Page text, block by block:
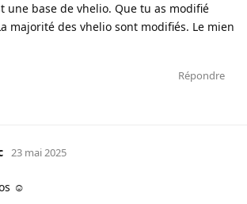
une base de vhelio. Que tu as modifié
majorité des vhelio sont modifiés. Le mien
Répondre
23 mai 2025
☺️